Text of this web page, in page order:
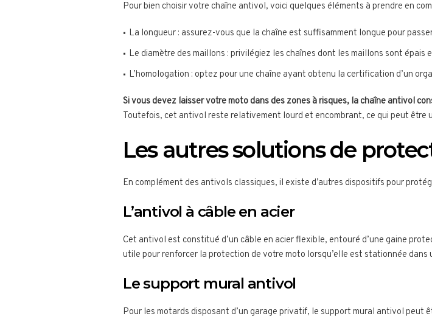
Pour bien choisir votre chaîne antivol, voici quelques éléments à prendre en
La longueur : assurez-vous que la chaîne est suffisamment longue pour
Le diamètre des maillons : privilégiez les chaînes dont les maillons sont épais
L’homologation : optez pour une chaîne ayant obtenu la certification d’un
Si vous devez laisser votre moto dans des zones à risques, la chaîne antivol
Toutefois, cet antivol reste relativement lourd et encombrant, ce qui peut être
Les autres solutions de
En complément des antivols classiques, il existe d’autres dispositifs pour
L’antivol à câble en acier
Cet antivol est constitué d’un câble en acier flexible, entouré d’une gaine
utile pour renforcer la protection de votre moto lorsqu’elle est stationnée dans
Le support mural antivol
Pour les motards disposant d’un garage privatif, le support mural antivol peut